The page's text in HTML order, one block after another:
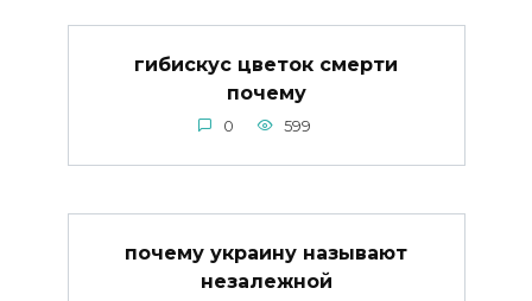
гибискус цветок смерти
почему
0 599
почему украину называют
незалежной